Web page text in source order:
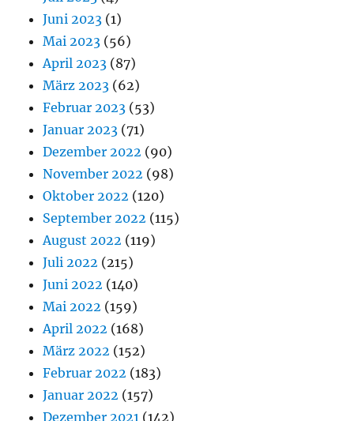
Juni 2023 (1)
Mai 2023 (56)
April 2023 (87)
März 2023 (62)
Februar 2023 (53)
Januar 2023 (71)
Dezember 2022 (90)
November 2022 (98)
Oktober 2022 (120)
September 2022 (115)
August 2022 (119)
Juli 2022 (215)
Juni 2022 (140)
Mai 2022 (159)
April 2022 (168)
März 2022 (152)
Februar 2022 (183)
Januar 2022 (157)
Dezember 2021 (142)